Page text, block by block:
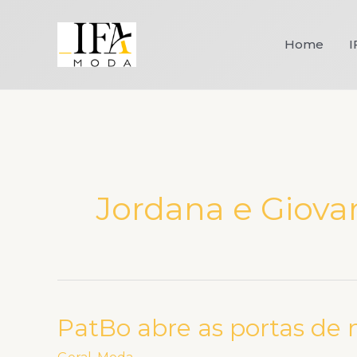
Home
Jordana e
PatBo abre as portas de
PatBo